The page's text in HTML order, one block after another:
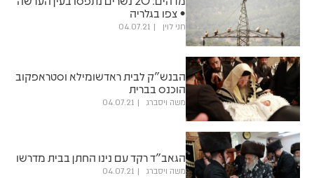
• צפו בגלריה
חני לוין 04.07.21
הבנש"ק לבית ראדשומילא וסטראפקוב
הוכנס בברית
משה ויסברג 04.07.21
הגאב"ד רקד עם נינו החתן בבית מדרשו
משה ויסברג 04.07.21